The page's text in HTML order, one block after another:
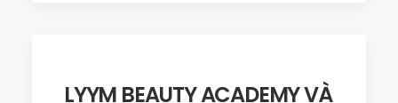
LYYM BEAUTY ACADEMY VÀ